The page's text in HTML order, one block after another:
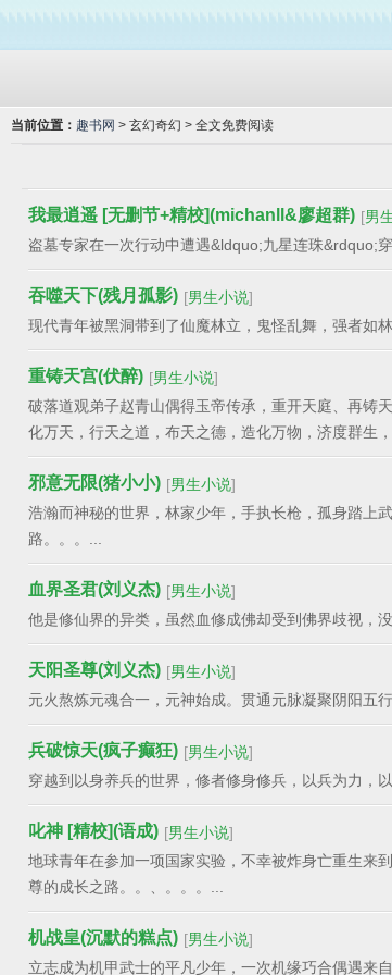
当前位置： 趣书网 > 玄幻奇幻 > 全文免费阅读
我最逍遥 [无删节+精校](michanll&廖超群) [男
盗墓专家在一次行动中遭遇&ldquo;九星连珠&rdquo;
吞噬天下(残月孤影) [男生小说]
现代青年被黑洞带到了仙魔林立，鬼怪乱舞，强者如
重铸天宫(伏醉) [男生小说]
破落道观弟子赵青山偶得玉帝传承，重开天庭、再铸
化万天，行天之道，布天之德，造化万物，济度群生
邪意无限(猪小小) [男生小说]
浩瀚而神秘的世界，林家少年，手执长枪，孤身踏上
路。。。...
血界圣君(刘义杰) [男生小说]
他是修仙界的异类，虽然血修成佛却受到佛界歧视，
天阳圣尊(刘义杰) [男生小说]
元火熬炼元魂合一，元神始成。贯通元脉凝聚阴阳五
兵破惊天(疯子癫狂) [男生小说]
穿越到以身养兵的世界，修者修身修兵，以兵为力，
叱神 [精校](语成) [男生小说]
地球青年在参加一项国家实验，不幸被炸身亡重生来
尊的成长之路。。、。。。...
机战皇(沉默的糕点) [男生小说]
立志成为机甲武士的平凡少年，一次机缘巧合偶遇来